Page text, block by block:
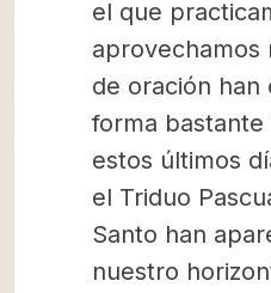
el que
aprovechamos
de oración han
forma bastante
estos últimos
el Triduo
Santo han
nuestro